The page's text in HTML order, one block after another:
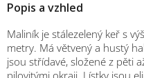
Popis a vzhled
Maliník je stálezelený keř s
metry. Má větvený a hustý
jsou střídavé, složené z pěti
pilovitými okraji. Lístky jsou